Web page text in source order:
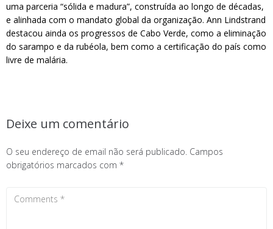
uma parceria “sólida e madura”, construída ao longo de décadas,
e alinhada com o mandato global da organização. Ann Lindstrand
destacou ainda os progressos de Cabo Verde, como a eliminação
do sarampo e da rubéola, bem como a certificação do país como
livre de malária.
Deixe um comentário
O seu endereço de email não será publicado. Campos
obrigatórios marcados com *